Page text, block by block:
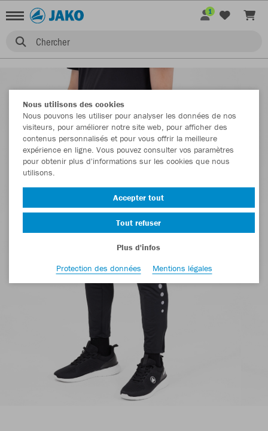
Chercher
1
Nous utilisons des cookies
Nous pouvons les utiliser pour analyser les données de nos
visiteurs, pour améliorer notre site web, pour afficher des
contenus personnalisés et pour vous offrir la meilleure
expérience en ligne. Vous pouvez consulter vos paramètres
pour obtenir plus d'informations sur les cookies que nous
utilisons.
Accepter tout
Tout refuser
Plus d'infos
Protection des données
Mentions légales